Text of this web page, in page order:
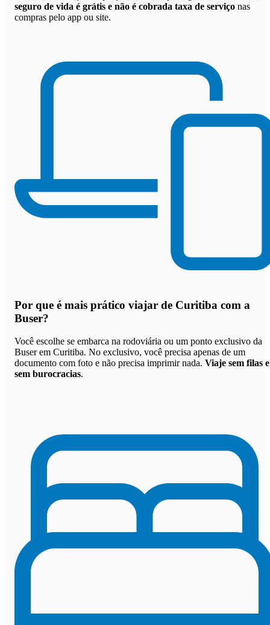
seguro de vida é grátis e não é cobrada taxa de serviço nas
compras pelo app ou site.
Por que é mais prático viajar de Curitiba com a
Buser?
Você escolhe se embarca na rodoviária ou um ponto exclusivo da
Buser em Curitiba. No exclusivo, você precisa apenas de um
documento com foto e não precisa imprimir nada. Viaje sem filas e
sem burocracias.